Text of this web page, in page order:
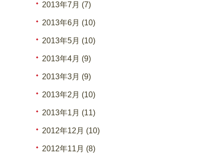
2013年7月 (7)
2013年6月 (10)
2013年5月 (10)
2013年4月 (9)
2013年3月 (9)
2013年2月 (10)
2013年1月 (11)
2012年12月 (10)
2012年11月 (8)